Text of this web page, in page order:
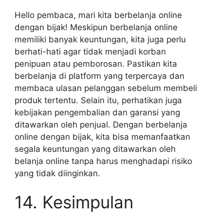
Hello pembaca, mari kita berbelanja online
dengan bijak! Meskipun berbelanja online
memiliki banyak keuntungan, kita juga perlu
berhati-hati agar tidak menjadi korban
penipuan atau pemborosan. Pastikan kita
berbelanja di platform yang terpercaya dan
membaca ulasan pelanggan sebelum membeli
produk tertentu. Selain itu, perhatikan juga
kebijakan pengembalian dan garansi yang
ditawarkan oleh penjual. Dengan berbelanja
online dengan bijak, kita bisa memanfaatkan
segala keuntungan yang ditawarkan oleh
belanja online tanpa harus menghadapi risiko
yang tidak diinginkan.
14. Kesimpulan